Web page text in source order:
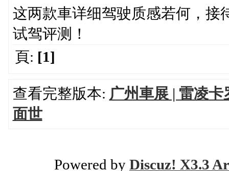
这两款車详细驾驶质感若何，接
试驾评测！
頁: [1]
查看完整版本: 广州車展 | 雷凌
面世
Powered by Discuz! X3.3